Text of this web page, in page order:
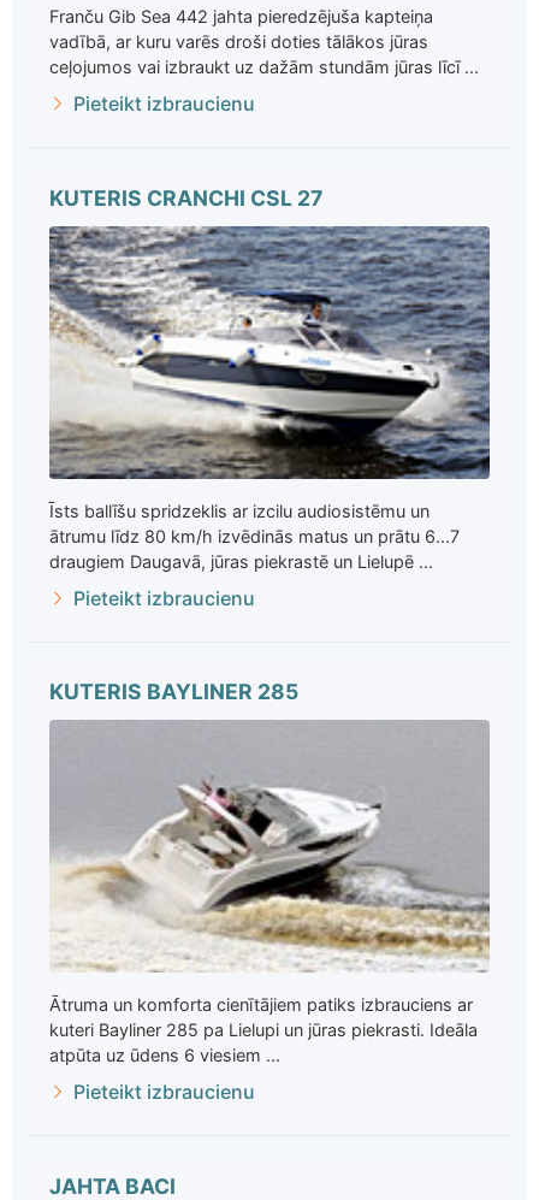
Franču Gib Sea 442 jahta pieredzējuša kapteiņa
vadībā, ar kuru varēs droši doties tālākos jūras
ceļojumos vai izbraukt uz dažām stundām jūras līcī ...
Pieteikt izbraucienu
KUTERIS CRANCHI CSL 27
Īsts ballīšu spridzeklis ar izcilu audiosistēmu un
ātrumu līdz 80 km/h izvēdinās matus un prātu 6...7
draugiem Daugavā, jūras piekrastē un Lielupē ...
Pieteikt izbraucienu
KUTERIS BAYLINER 285
Ātruma un komforta cienītājiem patiks izbrauciens ar
kuteri Bayliner 285 pa Lielupi un jūras piekrasti. Ideāla
atpūta uz ūdens 6 viesiem ...
Pieteikt izbraucienu
JAHTA BACI